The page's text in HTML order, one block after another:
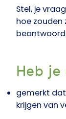
Stel, je
hoe zouden
Heb je
gemerkt
krijgen van